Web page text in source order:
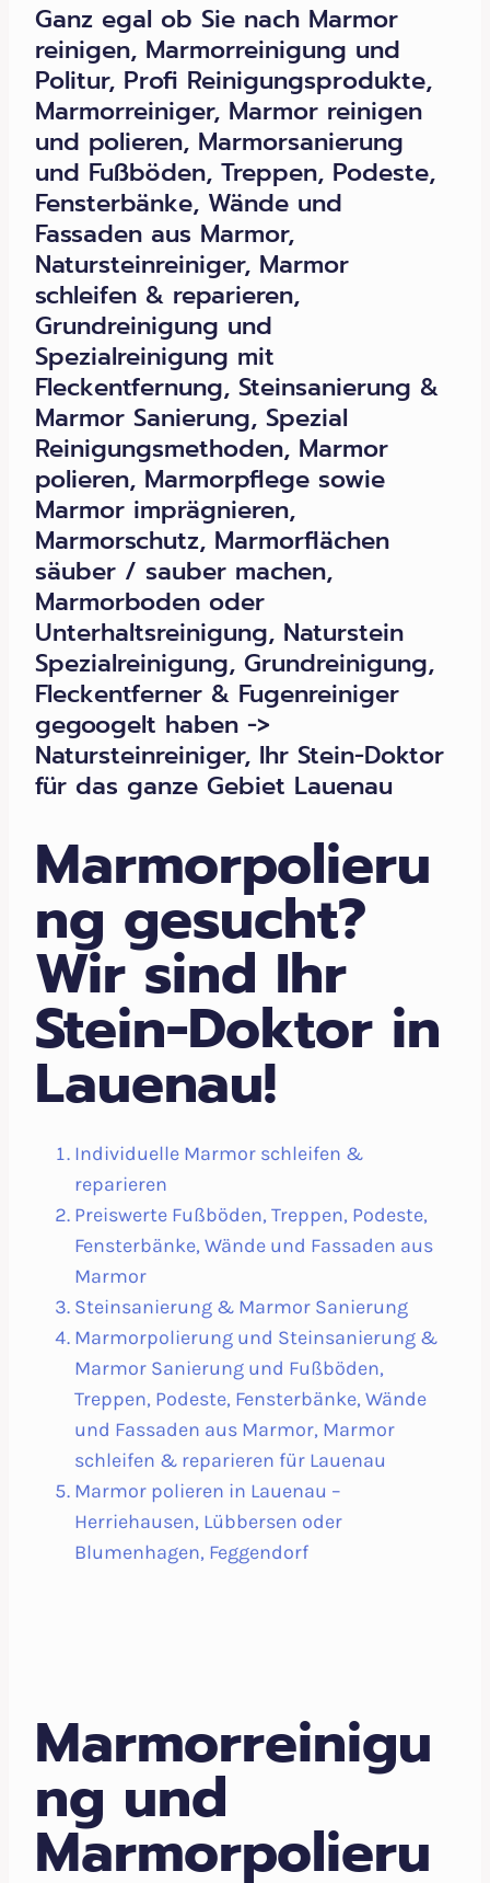
Ganz egal ob Sie nach Marmor
reinigen, Marmorreinigung und
Politur, Profi Reinigungsprodukte,
Marmorreiniger, Marmor reinigen
und polieren, Marmorsanierung
und Fußböden, Treppen, Podeste,
Fensterbänke, Wände und
Fassaden aus Marmor,
Natursteinreiniger, Marmor
schleifen & reparieren,
Grundreinigung und
Spezialreinigung mit
Fleckentfernung, Steinsanierung &
Marmor Sanierung, Spezial
Reinigungsmethoden, Marmor
polieren, Marmorpflege sowie
Marmor imprägnieren,
Marmorschutz, Marmorflächen
säuber / sauber machen,
Marmorboden oder
Unterhaltsreinigung, Naturstein
Spezialreinigung, Grundreinigung,
Fleckentferner & Fugenreiniger
gegoogelt haben ->
Natursteinreiniger, Ihr Stein-Doktor
für das ganze Gebiet Lauenau
Marmorpolieru
ng gesucht?
Wir sind Ihr
Stein-Doktor in
Lauenau!
Individuelle Marmor schleifen &
reparieren
Preiswerte Fußböden, Treppen, Podeste,
Fensterbänke, Wände und Fassaden aus
Marmor
Steinsanierung & Marmor Sanierung
Marmorpolierung und Steinsanierung &
Marmor Sanierung und Fußböden,
Treppen, Podeste, Fensterbänke, Wände
und Fassaden aus Marmor, Marmor
schleifen & reparieren für Lauenau
Marmor polieren in Lauenau –
Herriehausen, Lübbersen oder
Blumenhagen, Feggendorf
Marmorreinigu
ng und
Marmorpolieru